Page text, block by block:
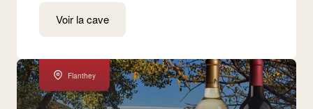
Voir la cave
Flanthey